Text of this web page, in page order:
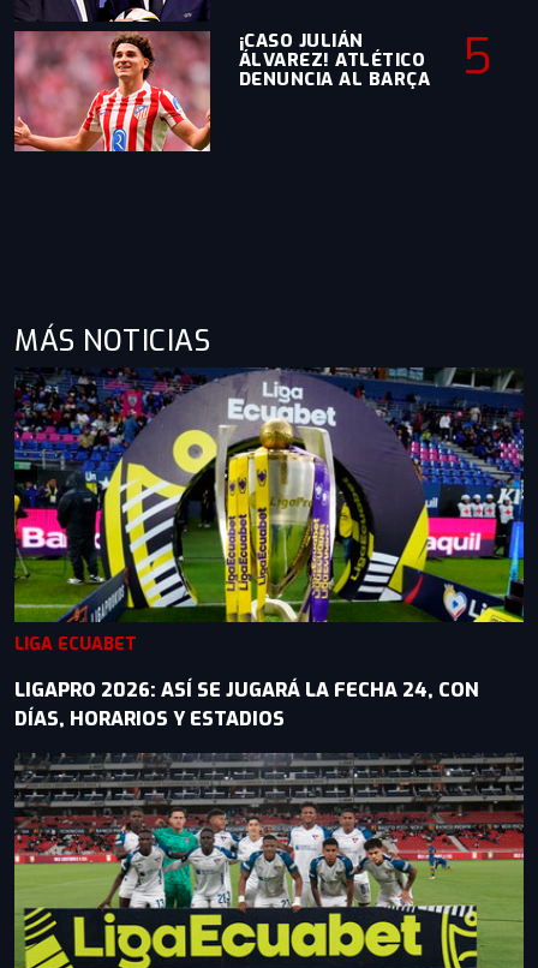
¡CASO JULIÁN
ÁLVAREZ! ATLÉTICO
DENUNCIA AL BARÇA
5
MÁS NOTICIAS
LIGA ECUABET
LIGAPRO 2026: ASÍ SE JUGARÁ LA FECHA 24, CON
DÍAS, HORARIOS Y ESTADIOS